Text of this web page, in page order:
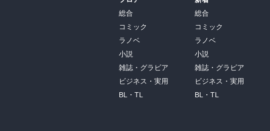
総合
コミック
ラノベ
小説
雑誌・グラビア
ビジネス・実用
BL・TL
総合
コミック
ラノベ
小説
雑誌・グラビア
ビジネス・実用
BL・TL